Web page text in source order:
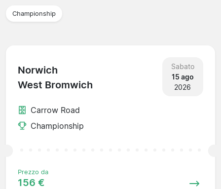
Championship
Norwich
West Bromwich
Sabato
15 ago
2026
Carrow Road
Championship
Prezzo da
156 €